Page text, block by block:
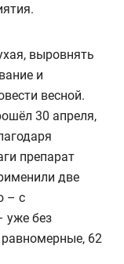
выровнять
и
весной.
30 апреля,
препарат
две
– с
уже без
62